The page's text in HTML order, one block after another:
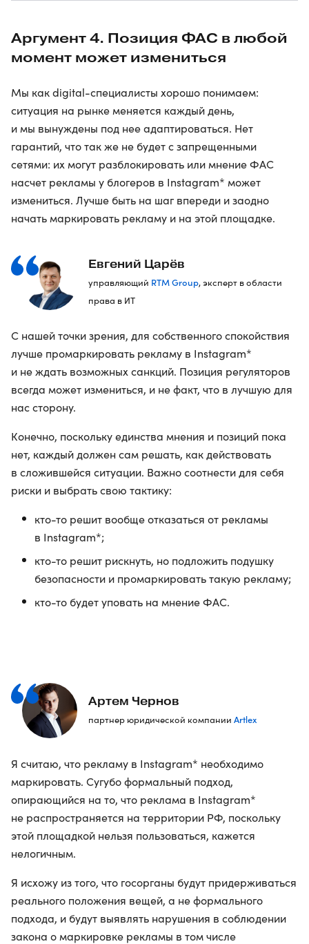
Аргумент 4. Позиция ФАС в любой
момент может измениться
Мы как digital-специалисты хорошо понимаем:
ситуация на рынке меняется каждый день,
и мы вынуждены под нее адаптироваться. Нет
гарантий, что так же не будет с запрещенными
сетями: их могут разблокировать или мнение ФАС
насчет рекламы у блогеров в Instagram* может
измениться. Лучше быть на шаг впереди и заодно
начать маркировать рекламу и на этой площадке.
Евгений Царёв
управляющий RTM Group, эксперт в области
права в ИТ
С нашей точки зрения, для собственного спокойствия
лучше промаркировать рекламу в Instagram*
и не ждать возможных санкций. Позиция регуляторов
всегда может измениться, и не факт, что в лучшую для
нас сторону.
Конечно, поскольку единства мнения и позиций пока
нет, каждый должен сам решать, как действовать
в сложившейся ситуации. Важно соотнести для себя
риски и выбрать свою тактику:
кто-то решит вообще отказаться от рекламы
в Instagram*;
кто-то решит рискнуть, но подложить подушку
безопасности и промаркировать такую рекламу;
кто-то будет уповать на мнение ФАС.
Артем Чернов
партнер юридической компании Artlex
Я считаю, что рекламу в Instagram* необходимо
маркировать. Сугубо формальный подход,
опирающийся на то, что реклама в Instagram*
не распространяется на территории РФ, поскольку
этой площадкой нельзя пользоваться, кажется
нелогичным.
Я исхожу из того, что госорганы будут придерживаться
реального положения вещей, а не формального
подхода, и будут выявлять нарушения в соблюдении
закона о маркировке рекламы в том числе